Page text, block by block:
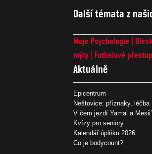
Další témata z
Moje Psychologie
mýty
Fotbalové
Aktuálně
Epicentrum
Neštovice: příznaky, léčba
V čem jezdí Yamal a
Kvízy pro seniory
Kalendář úplňků 2026
Co je bodycount?